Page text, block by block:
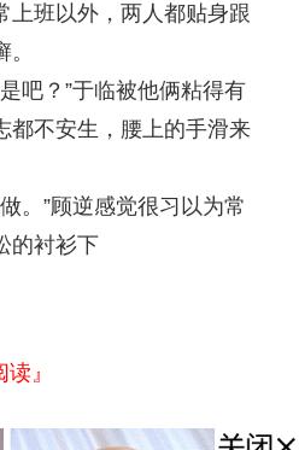
上班以外，两人都贴身跟
吧？”于临被他俩粘得有
都不安生，腰上的手滑来
。”顾逆感觉很习以为常
的衬衫下
』